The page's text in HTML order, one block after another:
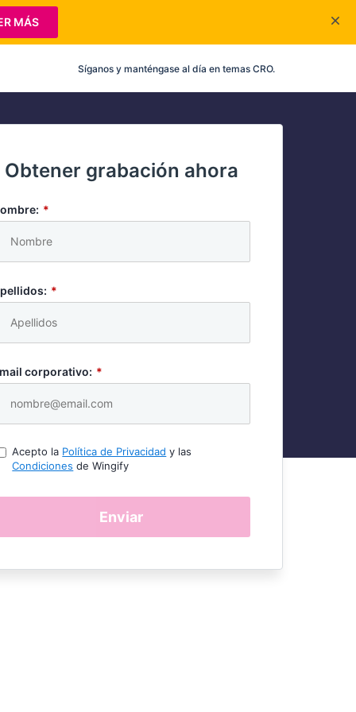
Síganos y manténgase al día en temas CRO.
Obtener grabación ahora
*
*
*
corporativo:
Acepto la Política de Privacidad y las
Condiciones de Wingify
Enviar
MÁS